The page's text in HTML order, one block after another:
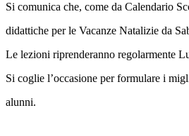
Si comunica che, come da Calendario
didattiche per le Vacanze Natalizie da
Le lezioni riprenderanno regolarmente
Si coglie l’occasione per formulare i
alunni.